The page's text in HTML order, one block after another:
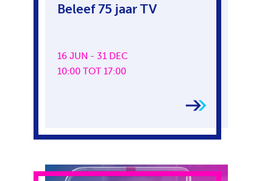
Beleef 75 jaar TV
16 JUN - 31 DEC
10:00 TOT 17:00